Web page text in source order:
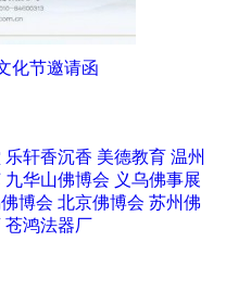
化节邀请函
乐轩香沉香 美德教育 温州
九华山佛博会 义乌佛事展
博会 北京佛博会 苏州佛
苍鸿法器厂